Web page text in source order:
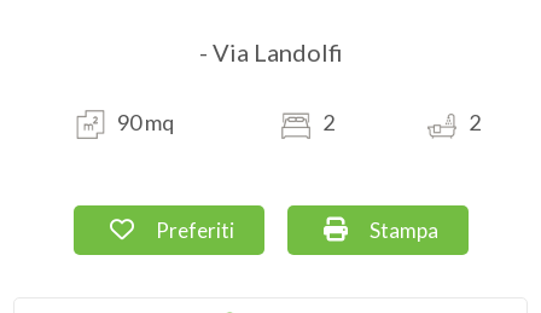
- Via Landolfi
90 mq 2 2
Preferiti: Cod. 137
Preferiti Stampa: Cod. 137
Stampa
Terreni